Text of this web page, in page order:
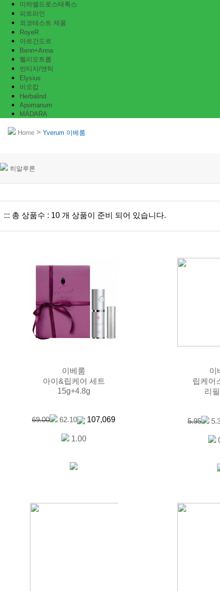
미하엘드로스테록스
피트라인
외코테스트 제품
RoyeR
아르간도르
Benn+Anna
헬리오트롭
빈티지/앤틱
Elysius
비오캅
Herbalind
Apomanum
MÁDARA
Home > Yverum 이베룸
히알루론
::: 총 상품수 : 10 개 상품이 준비 되어 있습니다.
이베룸
아이&립케어 세트
15g+4.8g
69.00 62.10 107,069
1.00
이
립케어
리
5.95